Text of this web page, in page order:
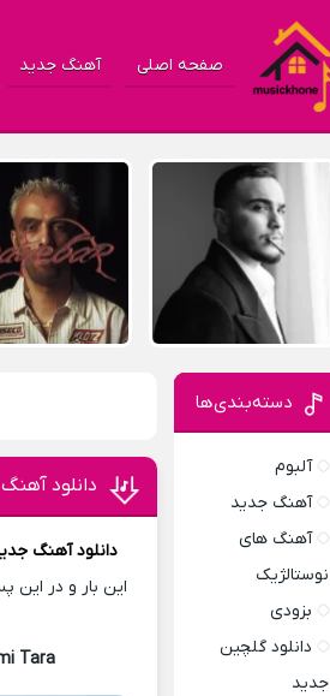
صفحه اصلی آهنگ جدید
دانلود
دانلود آهنگ
این بار و در
Tara
دسته‌بندی‌ها
آلبوم
آهنگ جدید
آهنگ های
نوستالژیک
بزودی
دانلود گلچین
جدید